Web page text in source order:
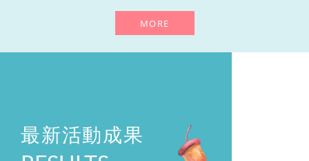
彰化縣學生輔導諮商中心執行秘書遴聘公告
選
2026-01-16
MORE
最新活動成果